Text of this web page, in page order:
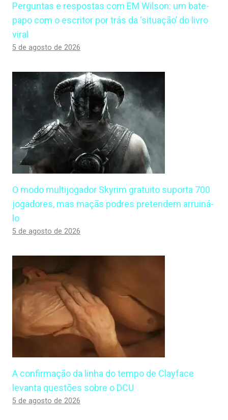
Perguntas e respostas com EM Wilson: um bate-
papo com o escritor por trás da ‘situação’ do livro
viral
5 de agosto de 2026
O modo multijogador Skyrim gratuito suporta 700
jogadores, mas maçãs podres pretendem arruiná-
lo
5 de agosto de 2026
A confirmação da linha do tempo de Clayface
levanta questões sobre o DCU
5 de agosto de 2026